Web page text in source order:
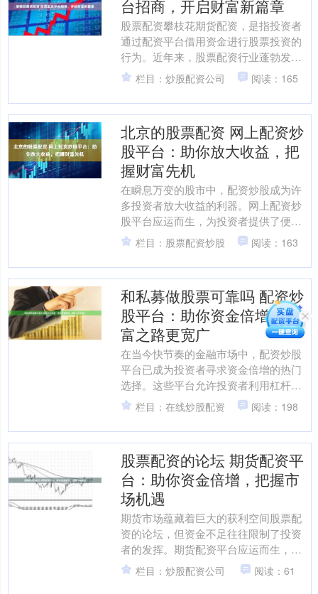
台招商，开启财富新篇章
股票配资攀枝花期货配资，是指投资者
通过配资平台借用资金进行股票投资的
行为。近年来，股票配资行业蓬勃发
展，为投资者提供了杠杆化投资的机
遇。 股票配资是指投资者向配....
栏目：炒股配资公司 阅读：165
北京的股票配资 网上配资炒
股平台：助你放大收益，把
握财富先机
在瞬息万变的股市中，配资炒股成为许
多投资者放大收益的利器。网上配资炒
股平台应运而生，为投资者提供了便捷
高效的配资服务。 1. **注册账户：**在
股票配资专业网....
栏目：股票配资炒股 阅读：163
和私募做股票可靠吗 配资炒
股平台：助你资金倍增，财
富之路更宽广
在当今快节奏的金融市场中，配资炒股
平台已成为投资者寻求资金倍增的热门
选择。这些平台允许投资者利用杠杆，
放大其交易资金，从而获得更高的潜在
回报。 杠杆资金的优势在....
栏目：在线炒股配资 阅读：198
股票配资的论坛 期货配资平
台：助你资金倍增，把握市
场机遇
期货市场蕴藏着巨大的获利空间股票配
资的论坛，但资金不足往往限制了投资
者的发挥。期货配资平台应运而生，为
投资者提供资金杠杆，助力他们放大收
益。 * **实时数据流....
栏目：炒股配资公司 阅读：61